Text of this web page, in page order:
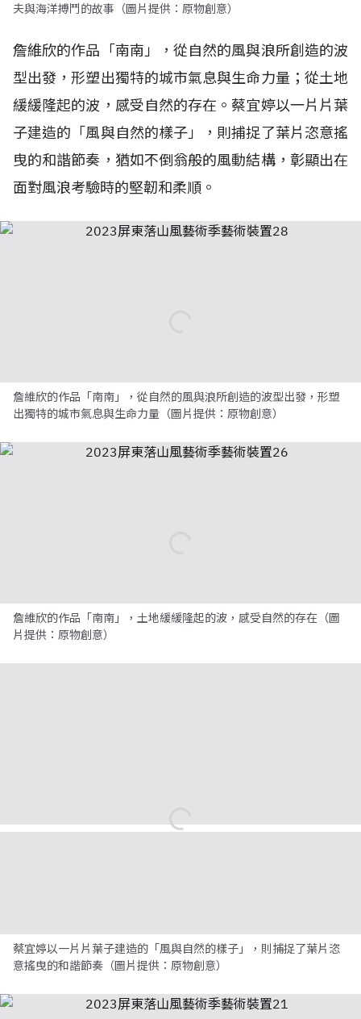
夫與海洋搏鬥的故事（圖片提供：原物創意）
詹維欣的作品「南南」，從自然的風與浪所創造的波
型出發，形塑出獨特的城市氣息與生命力量；從土地
緩緩隆起的波，感受自然的存在。蔡宜婷以一片片葉
子建造的「風與自然的樣子」，則捕捉了葉片恣意搖
曳的和諧節奏，猶如不倒翁般的風動結構，彰顯出在
面對風浪考驗時的堅韌和柔順。
詹維欣的作品「南南」，從自然的風與浪所創造的波型出發，形塑
出獨特的城市氣息與生命力量（圖片提供：原物創意）
詹維欣的作品「南南」，土地緩緩隆起的波，感受自然的存在（圖
片提供：原物創意）